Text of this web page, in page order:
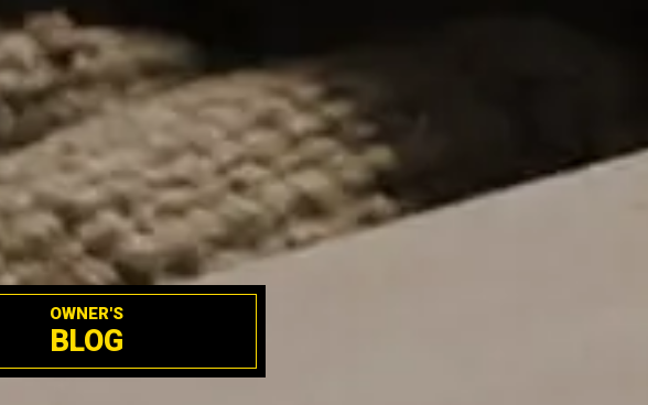
OWNER'S
BLOG